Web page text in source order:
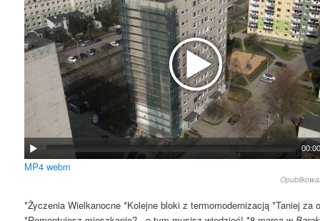
MP4 webm
*Życzenia Wielkanocne *Kolejne bloki z termomodernizacją *Taniej za